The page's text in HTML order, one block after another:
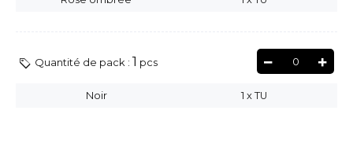
Quantité de pack : 1 pcs 0
Noir 1 x TU